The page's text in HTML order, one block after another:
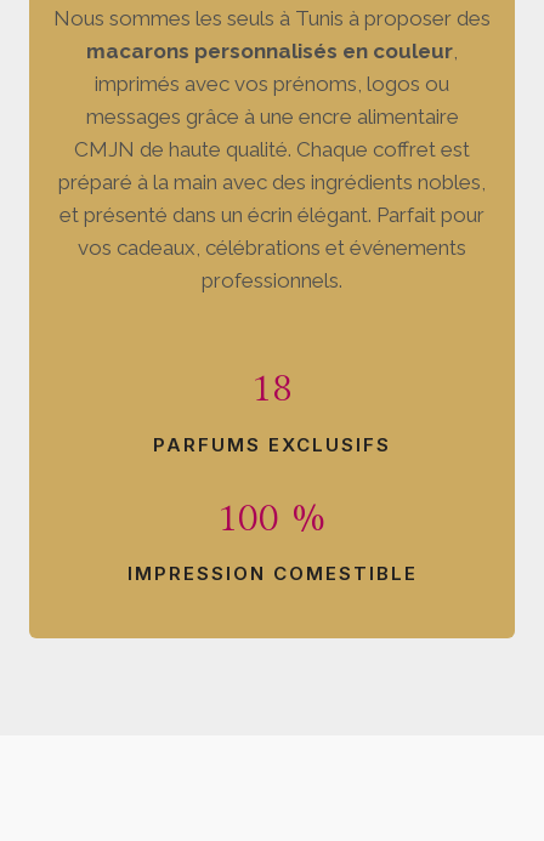
Nous sommes les seuls à Tunis à proposer des
macarons personnalisés en couleur,
imprimés avec vos prénoms, logos ou
messages grâce à une encre alimentaire
CMJN de haute qualité. Chaque coffret est
préparé à la main avec des ingrédients nobles,
et présenté dans un écrin élégant. Parfait pour
vos cadeaux, célébrations et événements
professionnels.
18
PARFUMS EXCLUSIFS
100 %
IMPRESSION COMESTIBLE